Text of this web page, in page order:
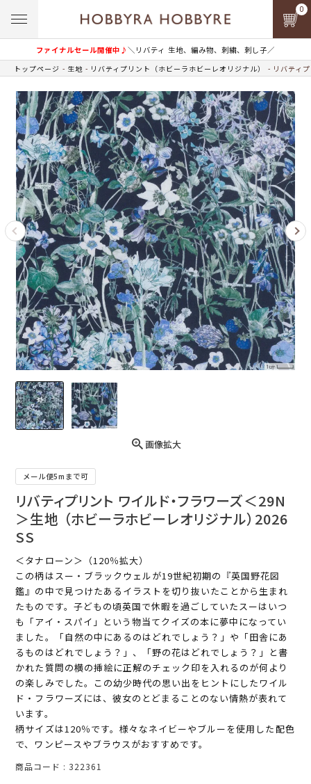
ファイナルセール開催中♪＼リバティ 生地、編み物、刺繍、刺し子／
0
トップページ 生地 リバティプリント（ホビーラホビーレオリジナル） リバティ
画像拡大
メール便5mまで可
リバティプリント ワイルド・フラワーズ＜29N
＞生地 （ホビーラホビーレオリジナル）2026
SS
＜タナローン＞（120％拡大）
この柄はスー・ブラックウェルが19世紀初期の『英国野花図
鑑』の中で見つけたあるイラストを切り抜いたことから生まれ
たものです。子どもの頃英国で休暇を過ごしていたスーはいつ
も「アイ・スパイ」という物当てクイズの本に夢中になってい
ました。「自然の中にあるのはどれでしょう？」や「田舎にあ
るものはどれでしょう？」、「野の花はどれでしょう？」と書
かれた質問の横の挿絵に正解のチェック印を入れるのが何より
の楽しみでした。この幼少時代の思い出をヒントにしたワイル
ド・フラワーズには、彼女のとどまることのない情熱が表れて
います。
柄サイズは120％です。様々なネイビーやブルーを使用した配色
で、ワンピースやブラウスがおすすめです。
商品コード 322361